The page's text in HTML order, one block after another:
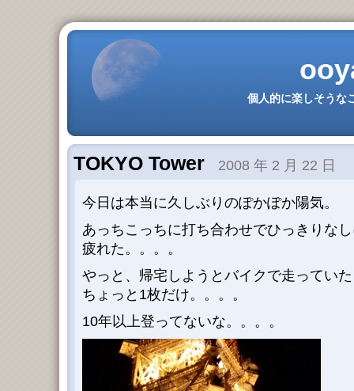
個人的に楽しそうな
TOKYO Tower 2008 年 2 月 22 日
今日は本当に久しぶりのぽかぽか陽気。
あっちこっちに打ち合わせでひっきりな
疲れた。。。。
やっと、帰宅しようとバイクで走ってい
ちょっと1枚だけ。。。。
10年以上登ってないな。。。。